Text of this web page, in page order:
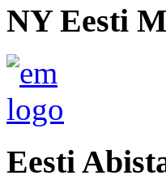
NY Eesti
Eesti